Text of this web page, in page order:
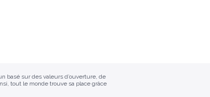
basé sur des valeurs d’ouverture, de
tout le monde trouve sa place grâce